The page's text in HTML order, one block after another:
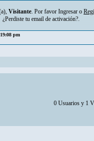
Visitante. Por favor Ingresar o
¿Perdiste tu email de activación?.
pm
0 Usuarios y 1